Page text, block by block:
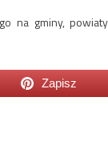
na gminy,
Zapisz